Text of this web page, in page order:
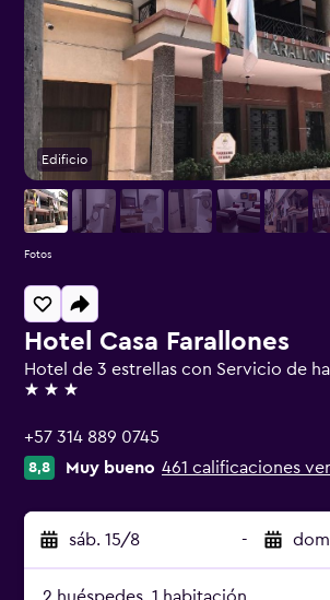
Hotel Casa Farallones
Hotel de 3 estrellas con Servicio de
3 estrellas
+57 314 889 0745
8,8 Muy bueno 461 calificaciones
sáb. 15/8 -
Edificio
Fotos